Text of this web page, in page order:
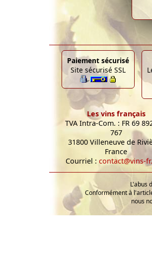
Paiement sécurisé
Site sécurisé SSL
Les vins français
TVA Intra-Com. : FR 69
767
31800 Villeneuve de
France
Courriel : contact@vins-
L'abus
Conformément à
nous